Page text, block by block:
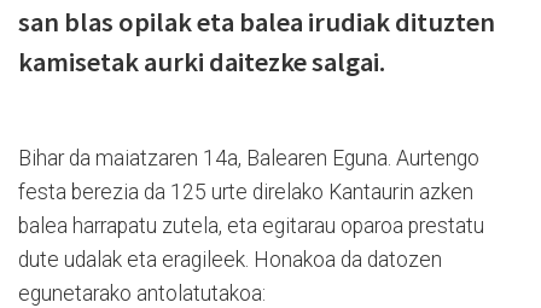
san blas opilak eta balea irudiak dituzten
kamisetak aurki daitezke salgai.
Bihar da maiatzaren 14a, Balearen Eguna. Aurtengo
festa berezia da 125 urte direlako Kantaurin azken
balea harrapatu zutela, eta egitarau oparoa prestatu
dute udalak eta eragileek. Honakoa da datozen
egunetarako antolatutakoa: